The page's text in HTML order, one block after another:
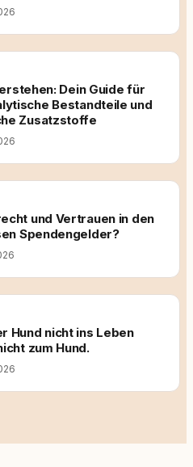
Dein Guide für
Bestandteile und
Zusatzstoffe
und Vertrauen in den
Spendengelder?
Hund nicht ins Leben
zum Hund.